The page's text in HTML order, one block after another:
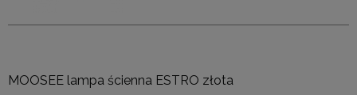
MOOSEE lampa ścienna ESTRO złota